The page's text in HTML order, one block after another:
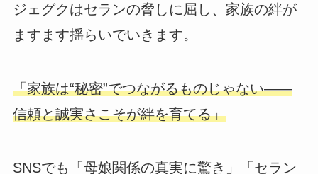
ジェグクはセランの脅しに屈し、家族の絆が
ますます揺らいでいきます。
「家族は“秘密”でつながるものじゃない――
信頼と誠実さこそが絆を育てる」
SNSでも「母娘関係の真実に驚き」「セラン